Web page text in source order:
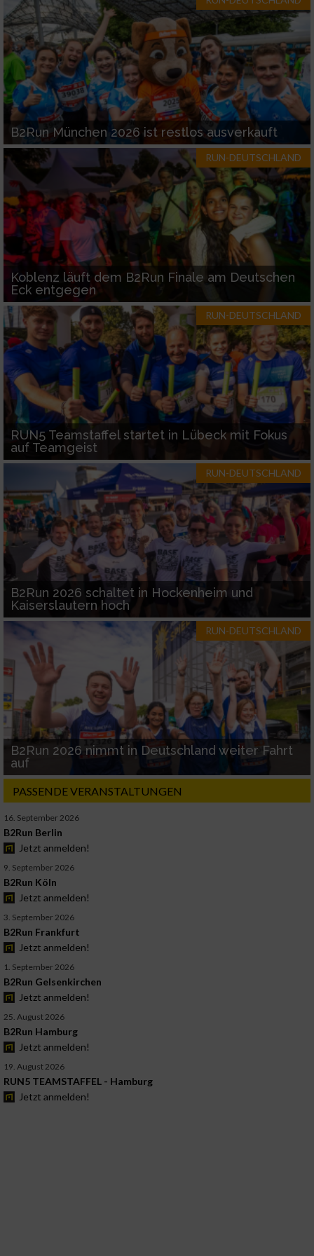
B2Run München 2026 ist restlos ausverkauft
RUN-DEUTSCHLAND
Koblenz läuft dem B2Run Finale am Deutschen
Eck entgegen
RUN-DEUTSCHLAND
RUN5 Teamstaffel startet in Lübeck mit Fokus
auf Teamgeist
RUN-DEUTSCHLAND
B2Run 2026 schaltet in Hockenheim und
Kaiserslautern hoch
RUN-DEUTSCHLAND
B2Run 2026 nimmt in Deutschland weiter Fahrt
auf
PASSENDE VERANSTALTUNGEN
16. September 2026
B2Run Berlin
Jetzt anmelden!
9. September 2026
B2Run Köln
Jetzt anmelden!
3. September 2026
B2Run Frankfurt
Jetzt anmelden!
1. September 2026
B2Run Gelsenkirchen
Jetzt anmelden!
25. August 2026
B2Run Hamburg
Jetzt anmelden!
19. August 2026
RUN5 TEAMSTAFFEL - Hamburg
Jetzt anmelden!
Werbung